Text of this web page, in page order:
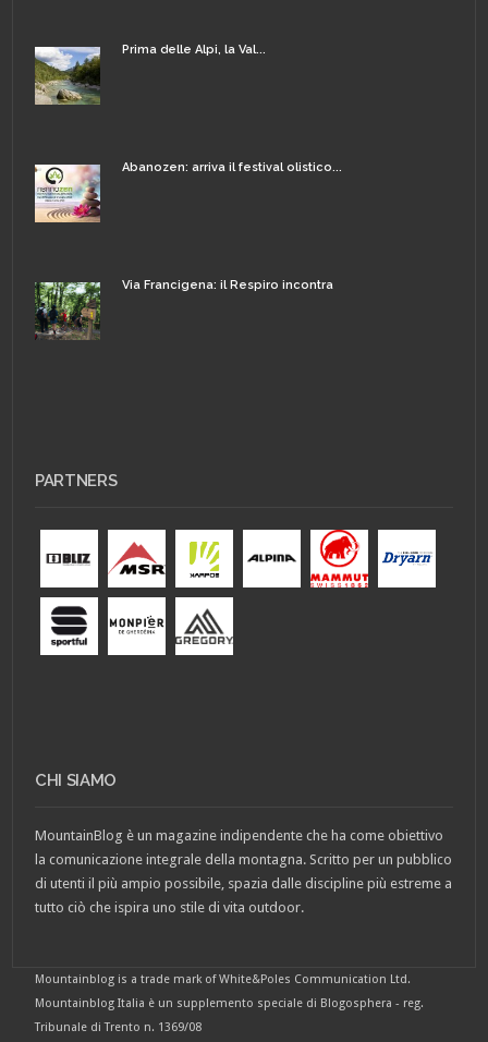
Prima delle Alpi, la Val...
Abanozen: arriva il festival olistico...
Via Francigena: il Respiro incontra
PARTNERS
CHI SIAMO
MountainBlog è un magazine indipendente che ha come obiettivo
la comunicazione integrale della montagna. Scritto per un pubblico
di utenti il più ampio possibile, spazia dalle discipline più estreme a
tutto ciò che ispira uno stile di vita outdoor.
Mountainblog is a trade mark of White&Poles Communication Ltd.
Mountainblog Italia è un supplemento speciale di Blogosphera - reg.
Tribunale di Trento n. 1369/08